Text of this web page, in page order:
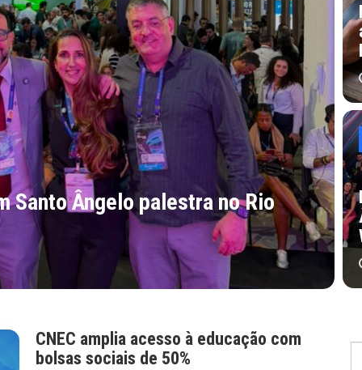
em Bento Gonçalves – RS
CNEC amplia acesso à educação com
bolsas sociais de 50%